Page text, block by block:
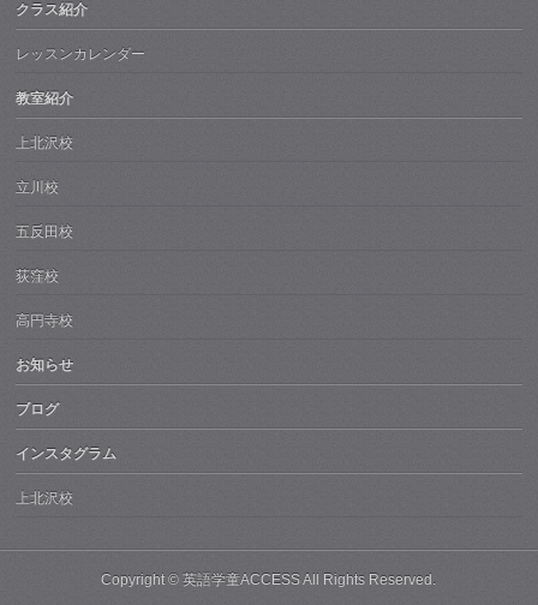
クラス紹介
レッスンカレンダー
教室紹介
上北沢校
立川校
五反田校
荻窪校
高円寺校
お知らせ
ブログ
インスタグラム
上北沢校
Copyright ©英語学童ACCESSAll Rights Reserved.